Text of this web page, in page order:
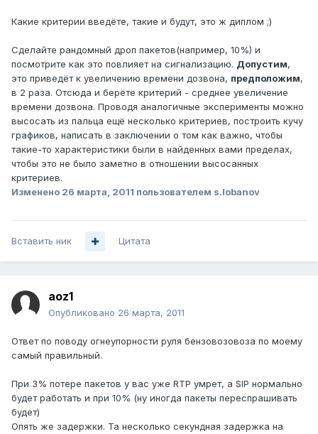
Какие критерии введёте, такие и будут, это ж диплом ;)
Сделайте рандомный дроп пакетов(например, 10%) и
посмотрите как это повлияет на сигнализацию. Допустим,
это приведёт к увеличению времени дозвона, предположим,
в 2 раза. Отсюда и берёте критерий - среднее увеличение
времени дозвона. Проводя аналогичные эксперименты можно
высосать из пальца ещё несколько критериев, построить кучу
графиков, написать в заключении о том как важно, чтобы
такие-то характеристики были в найденных вами пределах,
чтобы это не было заметно в отношении высосанных
критериев.
Изменено 26 марта, 2011 пользователем s.lobanov
Вставить ник Цитата
aoz1
Опубликовано 26 марта, 2011
Ответ по поводу огнеупорности руля бензовозовоза по моему
самый правильный.
При 3% потере пакетов у вас уже RTP умрет, а SIP нормально
будет работать и при 10% (ну иногда пакеты переспрашивать
будет)
Опять же задержки. Та несколько секундная задержка на